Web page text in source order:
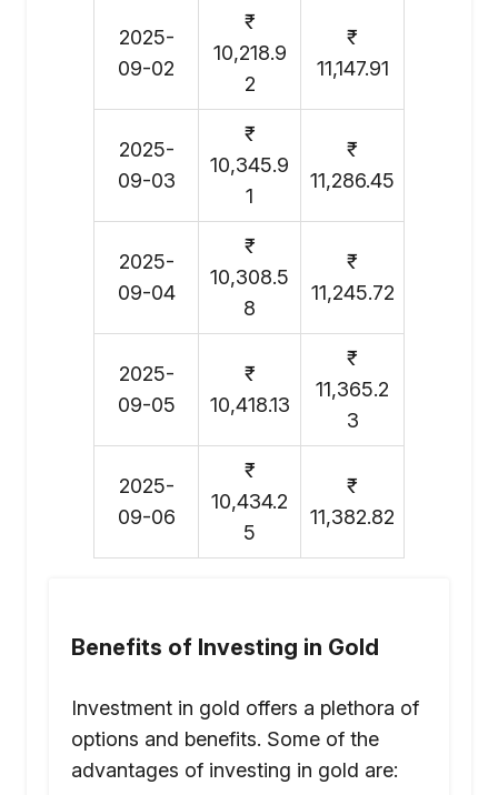
2025-
09-02
₹
10,218.9
2
₹
11,147.91
2025-
09-03
₹
10,345.9
1
₹
11,286.45
2025-
09-04
₹
10,308.5
8
₹
11,245.72
2025-
09-05
₹
10,418.13
₹
11,365.2
3
2025-
09-06
₹
10,434.2
5
₹
11,382.82
Benefits of Investing in Gold
Investment in gold offers a plethora of
options and benefits. Some of the
advantages of investing in gold are: